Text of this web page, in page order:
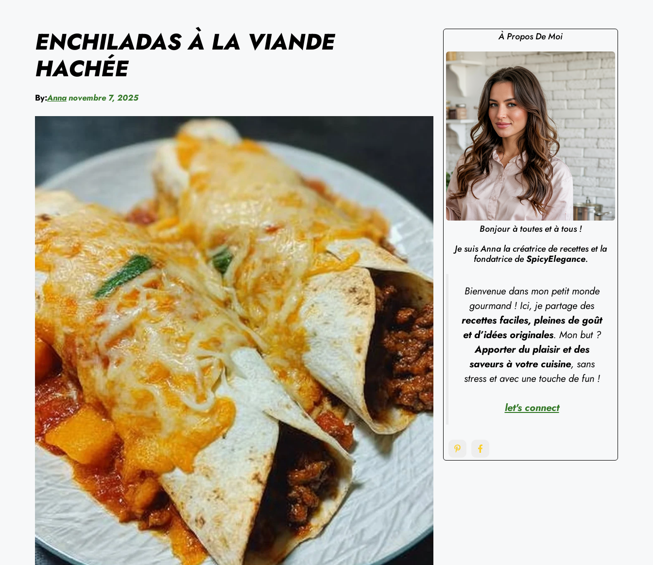
ENCHILADAS À LA VIANDE
HACHÉE
By:Annanovembre 7, 2025
À Propos De Moi
Bonjour à toutes et à tous !
Je suis Anna la créatrice de recettes et la
fondatrice deSpicyElegance.
Bienvenue dans mon petit monde
gourmand ! Ici, je partage des
recettes faciles, pleines de goût
et d’idées originales. Mon but ?
Apporter du plaisir et des
saveurs à votre cuisine, sans
stress et avec une touche de fun !
let's connect